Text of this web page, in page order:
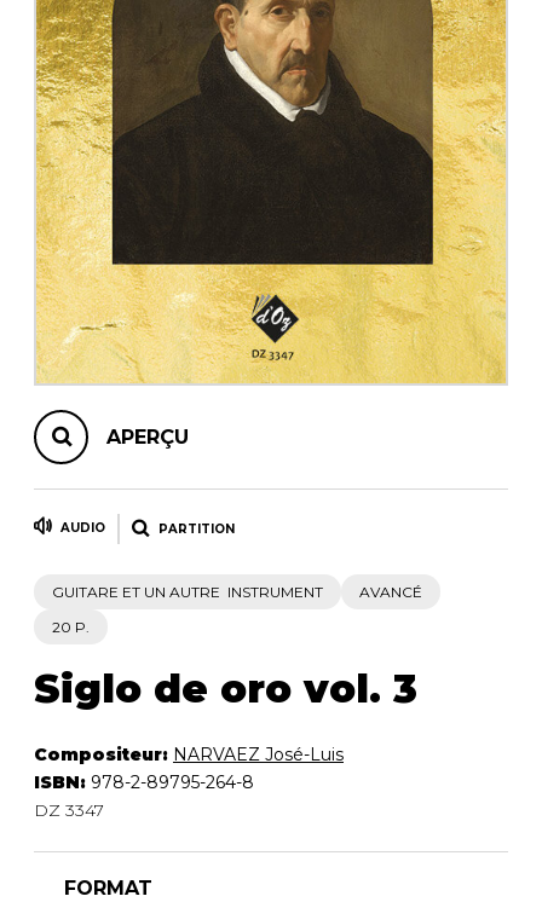
AUTRES PRODUITS
APERÇU
AUDIO PARTITION
GUITARE ET UN AUTRE INSTRUMENT
AVANCÉ
20 P.
Siglo de oro vol. 3
Compositeur: NARVAEZ José-Luis
ISBN: 978-2-89795-264-8
DZ 3347
FORMAT